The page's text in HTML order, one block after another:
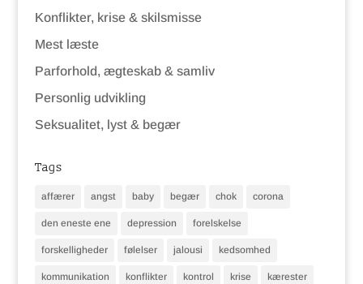
Konflikter, krise & skilsmisse
Mest læste
Parforhold, ægteskab & samliv
Personlig udvikling
Seksualitet, lyst & begær
Tags
affærer angst baby begær chok corona
den eneste ene depression forelskelse
forskelligheder følelser jalousi kedsomhed
kommunikation konflikter kontrol krise kærester